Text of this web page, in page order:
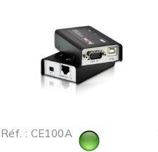
Réf. : CE100A